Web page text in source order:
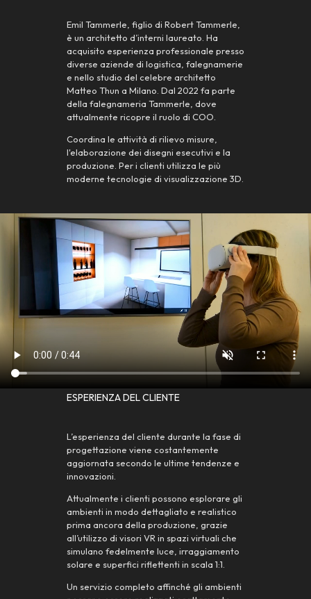
Emil Tammerle, figlio di Robert Tammerle,
è un architetto d’interni laureato. Ha
acquisito esperienza professionale presso
diverse aziende di logistica, falegnamerie
e nello studio del celebre architetto
Matteo Thun a Milano. Dal 2022 fa parte
della falegnameria Tammerle, dove
attualmente ricopre il ruolo di COO.
Coordina le attività di rilievo misure,
l'elaborazione dei disegni esecutivi e la
produzione. Per i clienti utilizza le più
moderne tecnologie di visualizzazione 3D.
ESPERIENZA DEL CLIENTE
L’esperienza del cliente durante la fase di
progettazione viene costantemente
aggiornata secondo le ultime tendenze e
innovazioni.
Attualmente i clienti possono esplorare gli
ambienti in modo dettagliato e realistico
prima ancora della produzione, grazie
all’utilizzo di visori VR in spazi virtuali che
simulano fedelmente luce, irraggiamento
solare e superfici riflettenti in scala 1:1.
Un servizio completo affinché gli ambienti